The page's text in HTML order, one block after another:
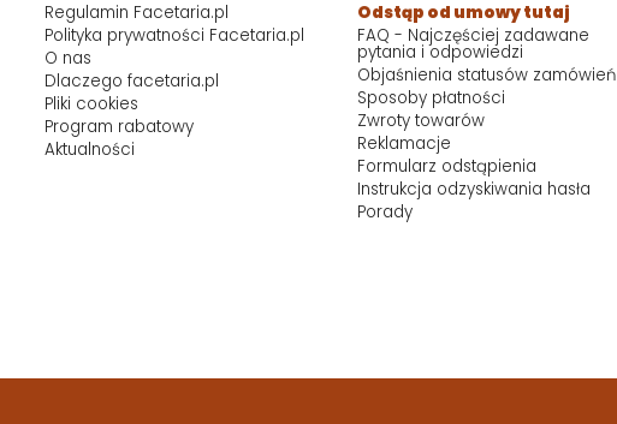
Regulamin Facetaria.pl
Polityka prywatności Facetaria.pl
O nas
Dlaczego facetaria.pl
Pliki cookies
Program rabatowy
Aktualności
Odstąp od umowy tutaj
FAQ - Najczęściej zadawane
pytania i odpowiedzi
Objaśnienia statusów zamówień
Sposoby płatności
Zwroty towarów
Reklamacje
Formularz odstąpienia
Instrukcja odzyskiwania hasła
Porady